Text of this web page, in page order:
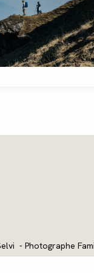
- Photographe